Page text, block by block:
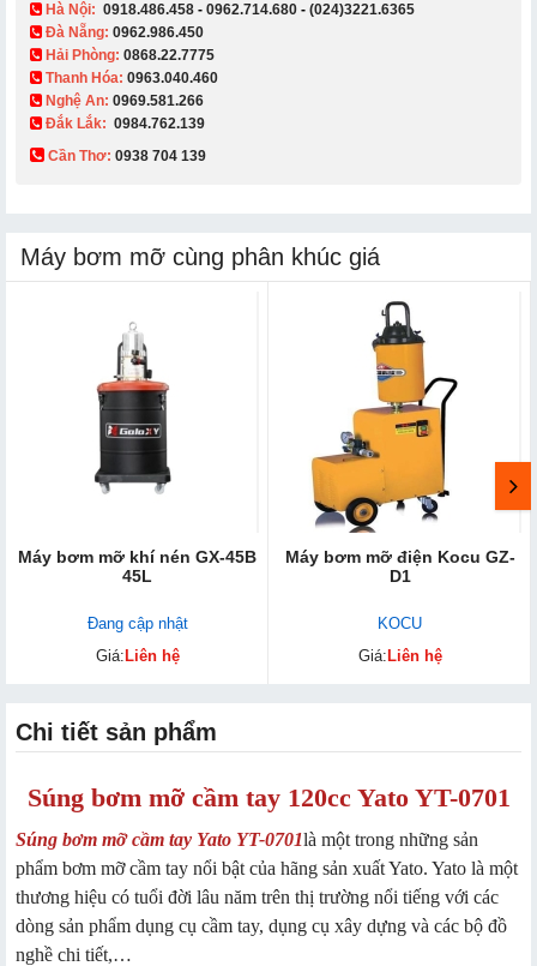
Hà Nội: 0918.486.458 - 0962.714.680 - (024)3221.6365
Đà Nẵng: 0962.986.450
Hải Phòng: 0868.22.7775
Thanh Hóa: 0963.040.460
Nghệ An: 0969.581.266
Đắk Lắk: 0984.762.139
Cần Thơ: 0938 704 139​
Máy bơm mỡ cùng phân khúc giá
Máy bơm mỡ khí nén GX-45B
45L
Đang cập nhật
Giá:Liên hệ
Máy bơm mỡ điện Kocu GZ-
D1
KOCU
Giá:Liên hệ
Chi tiết sản phẩm
Súng bơm mỡ cầm tay 120cc Yato YT-0701
Súng bơm mỡ cầm tay Yato YT-0701là một trong những sản
phẩm bơm mỡ cầm tay nổi bật của hãng sản xuất Yato. Yato là một
thương hiệu có tuổi đời lâu năm trên thị trường nổi tiếng với các
dòng sản phẩm dụng cụ cầm tay, dụng cụ xây dựng và các bộ đồ
nghề chi tiết,…